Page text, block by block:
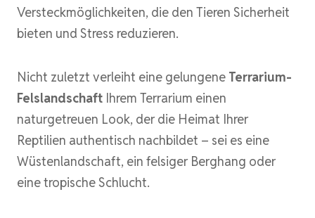
Versteckmöglichkeiten, die den Tieren Sicherheit
bieten und Stress reduzieren.
Nicht zuletzt verleiht eine gelungene Terrarium-
Felslandschaft Ihrem Terrarium einen
naturgetreuen Look, der die Heimat Ihrer
Reptilien authentisch nachbildet – sei es eine
Wüstenlandschaft, ein felsiger Berghang oder
eine tropische Schlucht.